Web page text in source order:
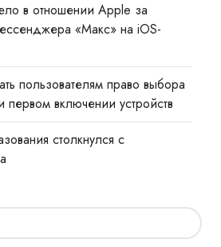
в отношении Apple за
«Макс» на iOS-
пользователям право выбора
включении устройств
столкнулся с